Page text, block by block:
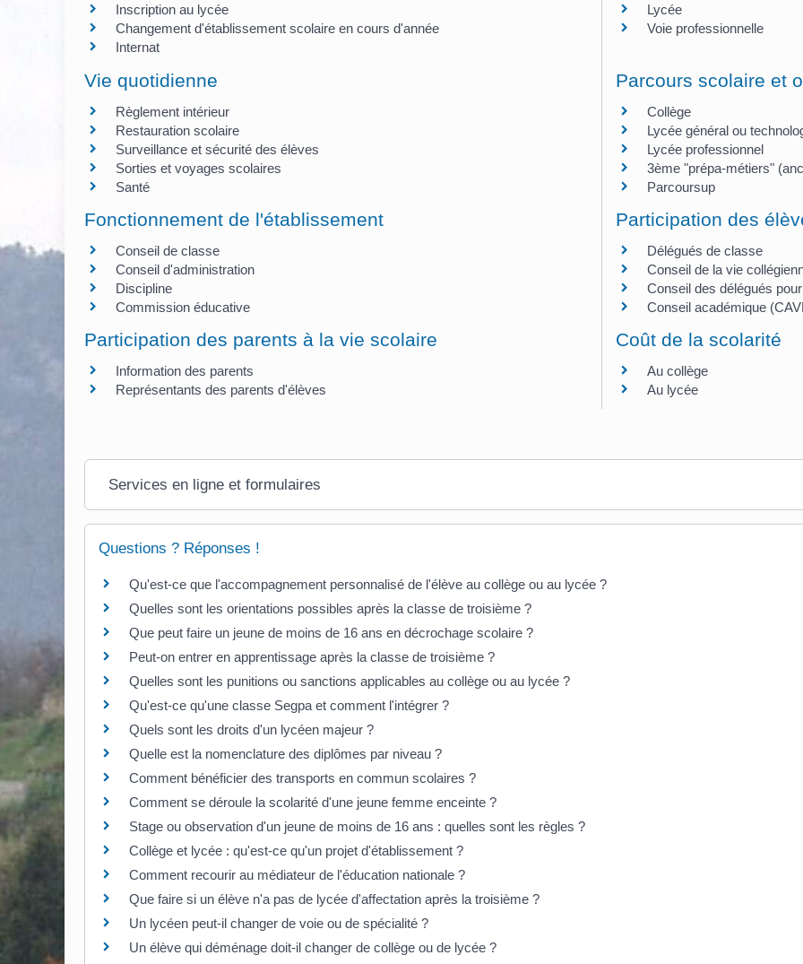
Inscription au lycée
Changement d'établissement scolaire en cours d'année
Internat
Lycée
Voie professionnelle
Vie quotidienne
Règlement intérieur
Restauration scolaire
Surveillance et sécurité des élèves
Sorties et voyages scolaires
Santé
Parcours scolaire et
Collège
Lycée général ou
Lycée professionnel
3ème "prépa-métiers"
Parcoursup
Fonctionnement de l'établissement
Conseil de classe
Conseil d'administration
Discipline
Commission éducative
Participation des
Délégués de classe
Conseil de la vie
Conseil des délégués
Conseil académique
Participation des parents à la vie scolaire
Information des parents
Représentants des parents d'élèves
Coût de la scolarité
Au collège
Au lycée
Services en ligne et formulaires
Questions ? Réponses !
Qu'est-ce que l'accompagnement personnalisé de l'élève au collège ou au lycée ?
Quelles sont les orientations possibles après la classe de troisième ?
Que peut faire un jeune de moins de 16 ans en décrochage scolaire ?
Peut-on entrer en apprentissage après la classe de troisième ?
Quelles sont les punitions ou sanctions applicables au collège ou au lycée ?
Qu'est-ce qu'une classe Segpa et comment l'intégrer ?
Quels sont les droits d'un lycéen majeur ?
Quelle est la nomenclature des diplômes par niveau ?
Comment bénéficier des transports en commun scolaires ?
Comment se déroule la scolarité d'une jeune femme enceinte ?
Stage ou observation d'un jeune de moins de 16 ans : quelles sont les règles ?
Collège et lycée : qu'est-ce qu'un projet d'établissement ?
Comment recourir au médiateur de l'éducation nationale ?
Que faire si un élève n'a pas de lycée d'affectation après la troisième ?
Un lycéen peut-il changer de voie ou de spécialité ?
Un élève qui déménage doit-il changer de collège ou de lycée ?